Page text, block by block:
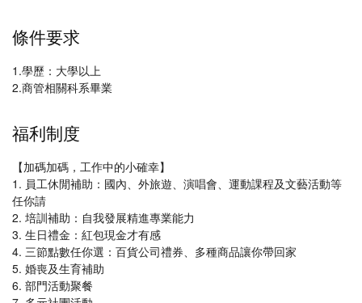
條件要求
1.學歷：大學以上
2.商管相關科系畢業
福利制度
【加碼加碼，工作中的小確幸】
1. 員工休閒補助：國內、外旅遊、演唱會、運動課程及文藝活動等
任你請
2. 培訓補助：自我發展精進專業能力
3. 生日禮金：紅包現金才有感
4. 三節點數任你選：百貨公司禮券、多種商品讓你帶回家
5. 婚喪及生育補助
6. 部門活動聚餐